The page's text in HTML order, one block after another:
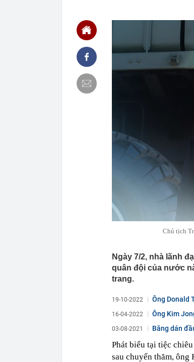
23:14
Bí
22:48
5
22:02
21:51
21:37
Chủ tịch
Ngày 7/2, nhà lãnh
quân đội của nước
trang.
19-10-2022 Ông Donald
16-04-2022 Ông Kim
03-08-2021 Băng dán
Phát biểu tại tiệc
sau chuyến thăm, ông